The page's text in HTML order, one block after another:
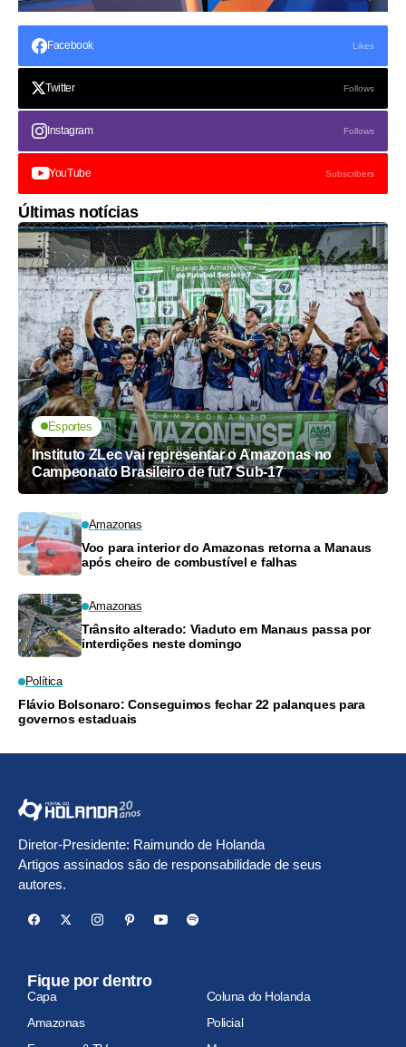
Facebook Likes
Twitter Follows
Instagram Follows
YouTube Subscribers
Últimas notícias
Esportes
Instituto ZLec vai representar o Amazonas no
Campeonato Brasileiro de fut7 Sub-17
Amazonas
Voo para interior do Amazonas retorna a Manaus
após cheiro de combustível e falhas
Amazonas
Trânsito alterado: Viaduto em Manaus passa por
interdições neste domingo
Política
Flávio Bolsonaro: Conseguimos fechar 22 palanques para
governos estaduais
Diretor-Presidente: Raimundo de Holanda
Artigos assinados são de responsabilidade de seus
autores.
Fique por dentro
Capa
Coluna do Holanda
Amazonas
Policial